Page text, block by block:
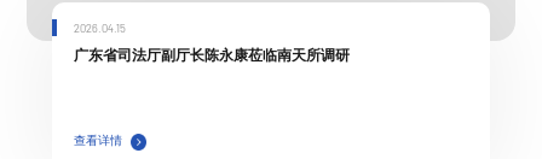
2026.04.15
广东省司法厅副厅长陈永康莅临南天所调研
查看详情